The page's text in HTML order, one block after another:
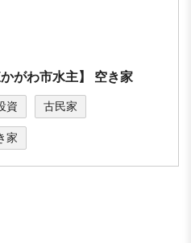
がわ市⽔主】 空き家
資 古民家
家